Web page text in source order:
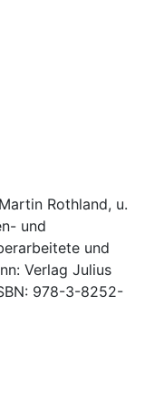
Rothland, u.
und
und
Verlag Julius
978-3-8252-